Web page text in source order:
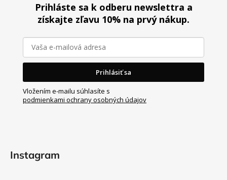
Prihláste sa k odberu newslettra a
získajte zľavu 10% na prvý nákup.
Prihlásiť sa
Vložením e-mailu súhlasíte s
podmienkami ochrany osobných údajov
Instagram